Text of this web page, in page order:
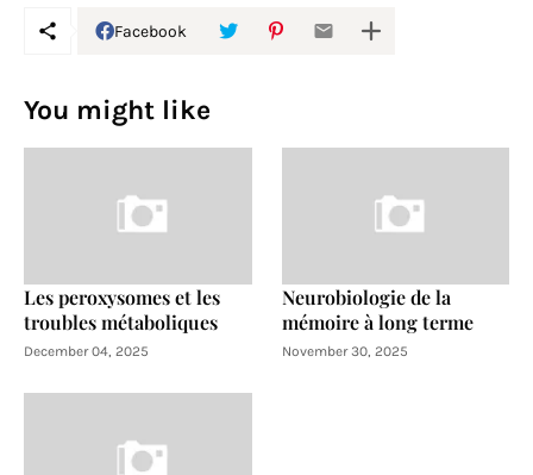
Facebook
You might like
Les peroxysomes et les
troubles métaboliques
December 04, 2025
Neurobiologie de la
mémoire à long terme
November 30, 2025